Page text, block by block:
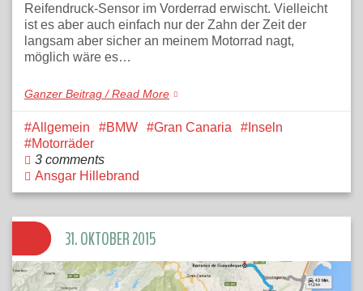
Reifendruck-Sensor im Vorderrad erwischt. Vielleicht
ist es aber auch einfach nur der Zahn der Zeit der
langsam aber sicher an meinem Motorrad nagt,
möglich wäre es…
Ganzer Beitrag / Read More
Allgemein BMW Gran Canaria
Inseln
Motorräder
3 comments
Ansgar Hillebrand
31. OKTOBER 2015